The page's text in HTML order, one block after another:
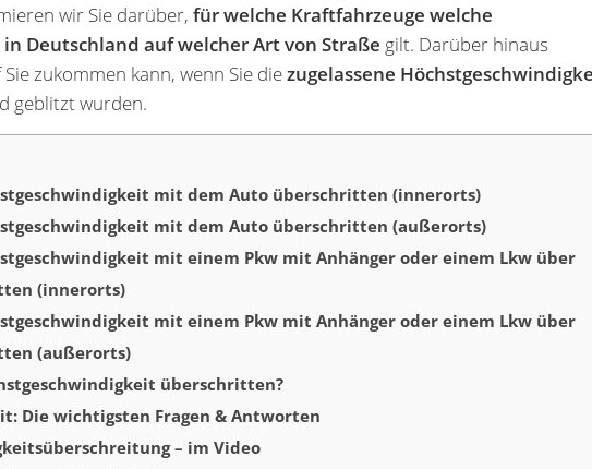
wir Sie darüber, für welche Kraftfahrzeuge welche
Deutschland auf welcher Art von Straße gilt. Darüber hinaus
zukommen kann, wenn Sie diezugelassene
geblitzt wurden.
mit dem Auto überschritten (innerorts)
mit dem Auto überschritten (außerorts)
mit einem Pkw mit Anhänger oder einem Lkw über
(innerorts)
mit einem Pkw mit Anhänger oder einem Lkw über
(außerorts)
überschritten?
Die wichtigsten Fragen & Antworten
– im Video